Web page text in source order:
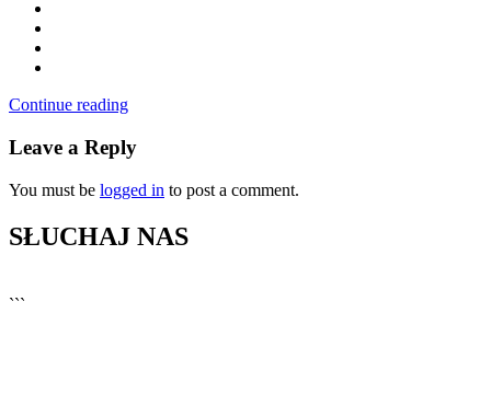
Continue reading
Leave a Reply
You must be logged in to post a comment.
SŁUCHAJ NAS
```